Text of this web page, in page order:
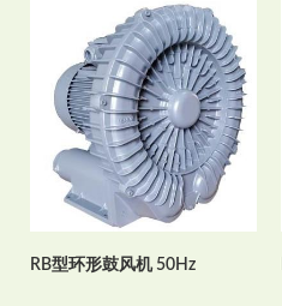
RB型环形鼓风机 50Hz